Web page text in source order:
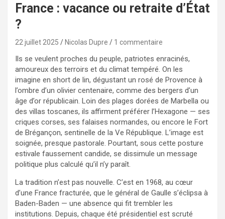
France : vacance ou retraite d’État
?
22 juillet 2025 Nicolas Dupre 1 commentaire
Ils se veulent proches du peuple, patriotes enracinés,
amoureux des terroirs et du climat tempéré. On les
imagine en short de lin, dégustant un rosé de Provence à
l’ombre d’un olivier centenaire, comme des bergers d’un
âge d’or républicain. Loin des plages dorées de Marbella ou
des villas toscanes, ils affirment préférer l’Hexagone — ses
criques corses, ses falaises normandes, ou encore le Fort
de Brégançon, sentinelle de la Ve République. L’image est
soignée, presque pastorale. Pourtant, sous cette posture
estivale faussement candide, se dissimule un message
politique plus calculé qu’il n’y paraît.
La tradition n’est pas nouvelle. C’est en 1968, au cœur
d’une France fracturée, que le général de Gaulle s’éclipsa à
Baden-Baden — une absence qui fit trembler les
institutions. Depuis, chaque été présidentiel est scruté